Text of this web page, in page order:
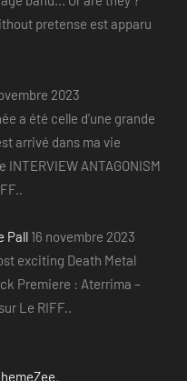
pretense est apparu
2023
a été celle d’une grande
arrivé dans ma vie
ANTAGONISM
Pall 16 novembre 2023
exciting Death Metal
Premiere : Aterrima –
Le RIFF..
.